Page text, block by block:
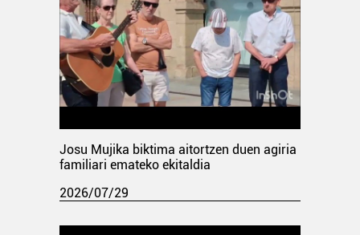
Josu Mujika biktima aitortzen duen agiria
familiari emateko ekitaldia
2026/07/29